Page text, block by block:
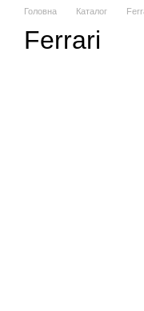
Головна Каталог
Ferrari